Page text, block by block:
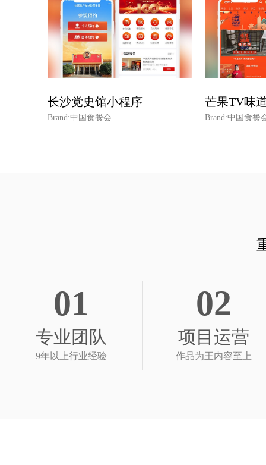
长沙党史馆小程序
Brand:中国食餐会
芒果TV味
Brand:中国食餐
01
专业团队
9年以上行业经验
02
项目运营
作品为王内容至上